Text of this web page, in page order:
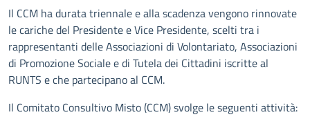
Il CCM ha durata triennale e alla scadenza vengono rinnovate
le cariche del Presidente e Vice Presidente, scelti tra i
rappresentanti delle Associazioni di Volontariato, Associazioni
di Promozione Sociale e di Tutela dei Cittadini iscritte al
RUNTS e che partecipano al CCM.
Il Comitato Consultivo Misto (CCM) svolge le seguenti attività: